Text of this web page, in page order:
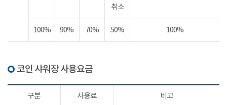
취소
100% 90% 70% 50% 100%
코인 샤워장 사용요금
구분 사용료 비고